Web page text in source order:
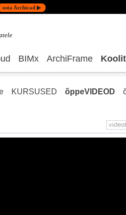
osta Archicad ▶
BIMx ArchiFrame
KURSUSED õppeVIDEOD